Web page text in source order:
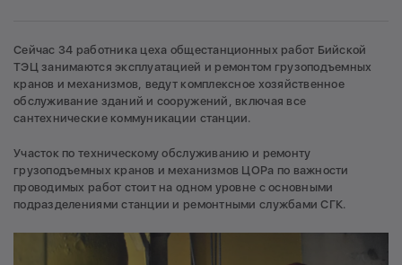
Сейчас 34 работника цеха общестанционных работ Бийской
ТЭЦ занимаются эксплуатацией и ремонтом грузоподъемных
кранов и механизмов, ведут комплексное хозяйственное
обслуживание зданий и сооружений, включая все
сантехнические коммуникации станции.
Участок по техническому обслуживанию и ремонту
грузоподъемных кранов и механизмов ЦОРа по важности
проводимых работ стоит на одном уровне с основными
подразделениями станции и ремонтными службами СГК.